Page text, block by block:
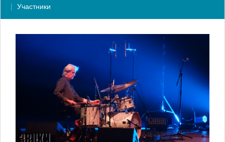
Участники